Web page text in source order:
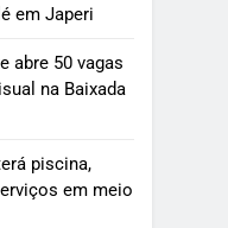
em Japeri
abre 50 vagas
na Baixada
piscina,
em meio